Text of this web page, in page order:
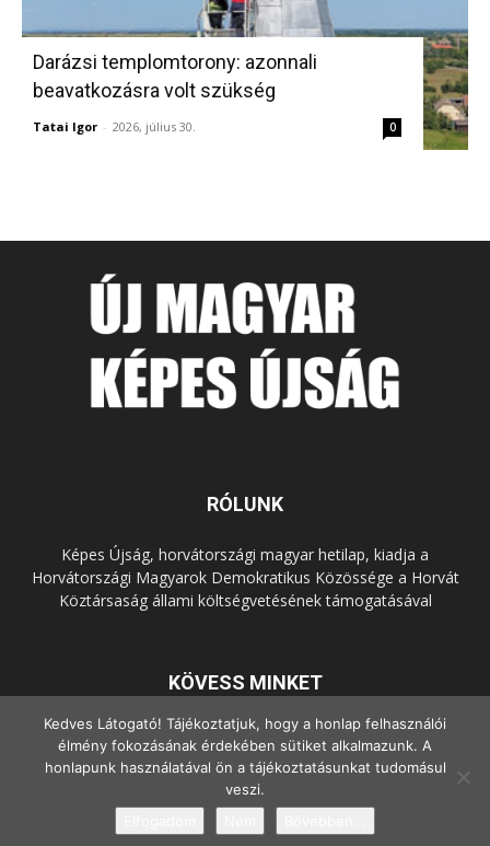
Darázsi templomtorony: azonnali
beavatkozásra volt szükség
Tatai Igor - 2026, július 30. 0
RÓLUNK
Képes Újság, horvátországi magyar hetilap, kiadja a
Horvátországi Magyarok Demokratikus Közössége a Horvát
Köztársaság állami költségvetésének támogatásával
KÖVESS MINKET
© Copyright - 2022 Minden jog fenntartva.
Kedves Látogató! Tájékoztatjuk, hogy a honlap felhasználói
élmény fokozásának érdekében sütiket alkalmazunk. A
honlapunk használatával ön a tájékoztatásunkat tudomásul
veszi.